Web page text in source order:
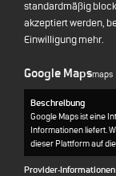
standardmäßig
akzeptiert werden,
Einwilligung mehr.
Google Mapsmaps
Beschreibung
Google Maps ist eine
Informationen liefert.
dieser Plattform auf
Provider-Informationen